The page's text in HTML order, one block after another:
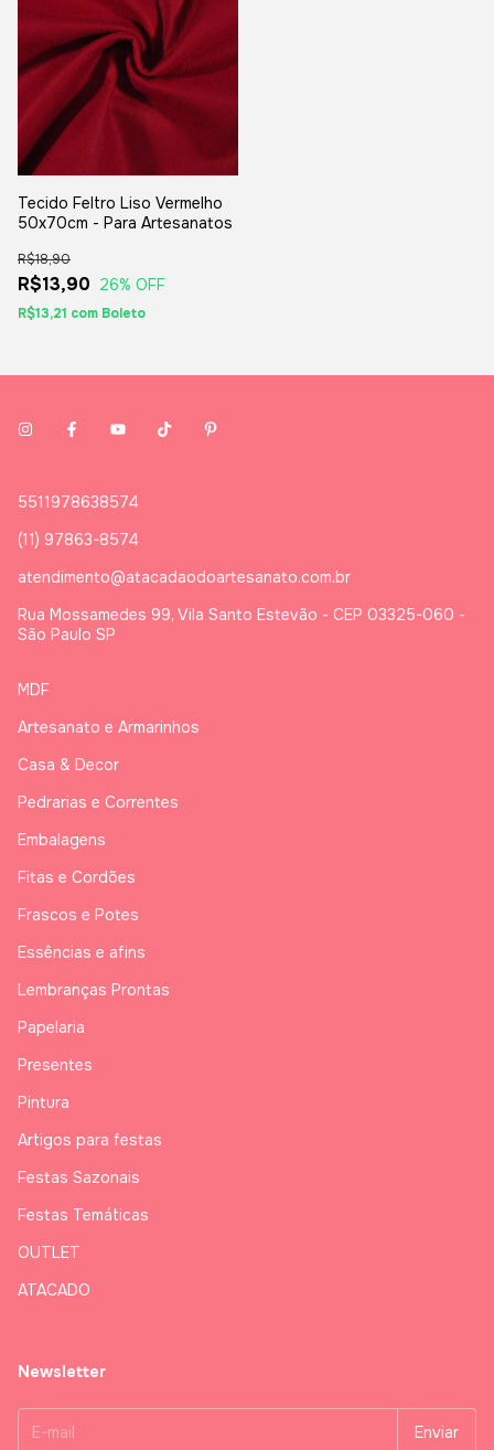
Tecido Feltro Liso Vermelho
50x70cm - Para Artesanatos
R$13,90
R$18,90
26% OFF
R$13,21 com Boleto
5511978638574
(11) 97863-8574
atendimento@atacadaodoartesanato.com.br
Rua Mossamedes 99, Vila Santo Estevão - CEP 03325-060 -
São Paulo SP
MDF
Artesanato e Armarinhos
Casa & Decor
Pedrarias e Correntes
Embalagens
Fitas e Cordões
Frascos e Potes
Essências e afins
Lembranças Prontas
Papelaria
Presentes
Pintura
Artigos para festas
Festas Sazonais
Festas Temáticas
OUTLET
ATACADO
Newsletter